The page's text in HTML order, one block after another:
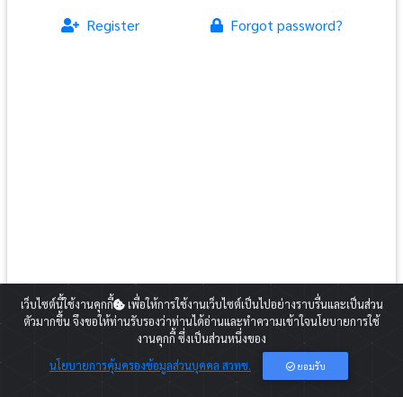
Register Forgot password?
เว็บไซต์นี้ใช้งานคุกกี้
เพื่อให้การใช้งานเว็บไซต์เป็นไปอย่างราบรื่นและเป็นส่วน
ตัวมากขึ้น จึงขอให้ท่านรับรองว่าท่านได้อ่านและทำความเข้าใจนโยบายการใช้
งานคุกกี้ ซึ่งเป็นส่วนหนึ่งของ
นโยบายการคุ้มครองข้อมูลส่วนบุคคล สวทช.
ยอมรับ
สำหรับท่านที่ยังไม่ได้สมัครสมาชิกกรุณากดปุ่ม Register และดำเนินการตาม
ขั้นตอน
2020 Copyright:Career for the Future Academy
E-mail: